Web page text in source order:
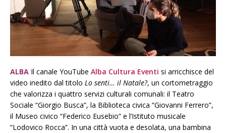
ALBA Il canale YouTube Alba Cultura Eventi si arricchisce del
video inedito dal titolo Lo senti… il Natale?, un cortometraggio
che valorizza i quattro servizi culturali comunali: il Teatro
Sociale “Giorgio Busca”, la Biblioteca civica “Giovanni Ferrero”,
il Museo civico “Federico Eusebio” e l’Istituto musicale
“Lodovico Rocca”. In una città vuota e desolata, una bambina